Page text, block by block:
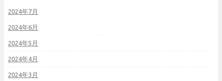
2024年7月
2024年6月
2024年5月
2024年4月
2024年3月